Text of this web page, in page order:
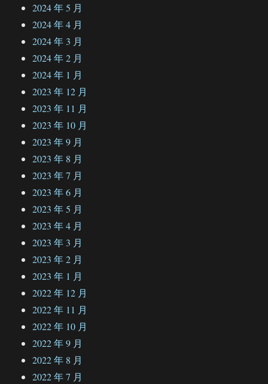
2024 年 5 月
2024 年 4 月
2024 年 3 月
2024 年 2 月
2024 年 1 月
2023 年 12 月
2023 年 11 月
2023 年 10 月
2023 年 9 月
2023 年 8 月
2023 年 7 月
2023 年 6 月
2023 年 5 月
2023 年 4 月
2023 年 3 月
2023 年 2 月
2023 年 1 月
2022 年 12 月
2022 年 11 月
2022 年 10 月
2022 年 9 月
2022 年 8 月
2022 年 7 月